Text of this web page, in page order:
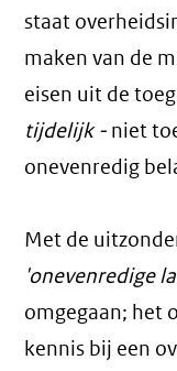
staat
maken van de
eisen uit de
tijdelijk - niet
onevenredig
Met de
'onevenredige
omgegaan; het
kennis bij een